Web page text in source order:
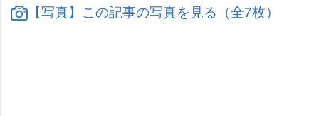
【写真】この記事の写真を見る（全7枚）